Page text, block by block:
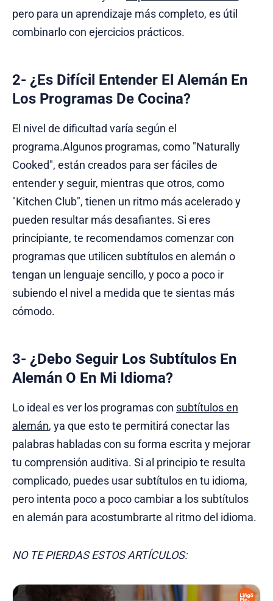
pero para un aprendizaje más completo, es útil
combinarlo con ejercicios prácticos.
2- ¿Es Difícil Entender El Alemán En
Los Programas De Cocina?
El nivel de dificultad varía según el
programa.Algunos programas, como "Naturally
Cooked", están creados para ser fáciles de
entender y seguir, mientras que otros, como
"Kitchen Club", tienen un ritmo más acelerado y
pueden resultar más desafiantes. Si eres
principiante, te recomendamos comenzar con
programas que utilicen subtítulos en alemán o
tengan un lenguaje sencillo, y poco a poco ir
subiendo el nivel a medida que te sientas más
cómodo.
3- ¿Debo Seguir Los Subtítulos En
Alemán O En Mi Idioma?
Lo ideal es ver los programas con subtítulos en
alemán, ya que esto te permitirá conectar las
palabras habladas con su forma escrita y mejorar
tu comprensión auditiva. Si al principio te resulta
complicado, puedes usar subtítulos en tu idioma,
pero intenta poco a poco cambiar a los subtítulos
en alemán para acostumbrarte al ritmo del idioma.
NO TE PIERDAS ESTOS ARTÍCULOS: